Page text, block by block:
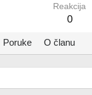
Reakcija
0
Poruke O članu